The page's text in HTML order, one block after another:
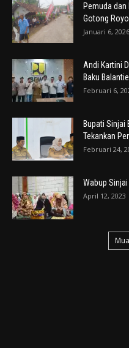
Pemuda
Gotong
Januari 6, 2026
Andi Kartini
Baku
Februari 6,
Bupati Sinjai
Tekankan
Februari 24,
Wabup
April 12, 2023